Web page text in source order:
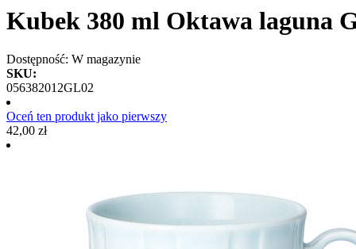
Kubek 380 ml Oktawa laguna
Dostępność: W magazynie
SKU:
056382012GL02
Oceń ten produkt jako pierwszy
42,00 zł